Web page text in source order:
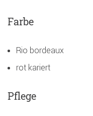
Farbe
Rio bordeaux
rot kariert
Pflege